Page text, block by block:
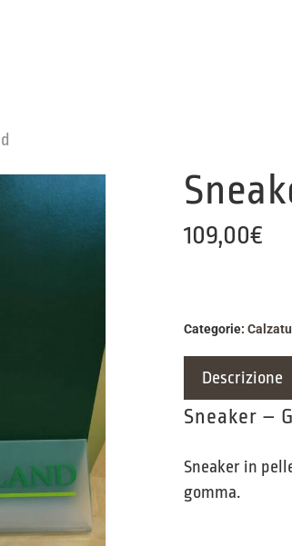
109,00€
Categorie:
Descrizione
Sneaker –
Sneaker in
gomma.